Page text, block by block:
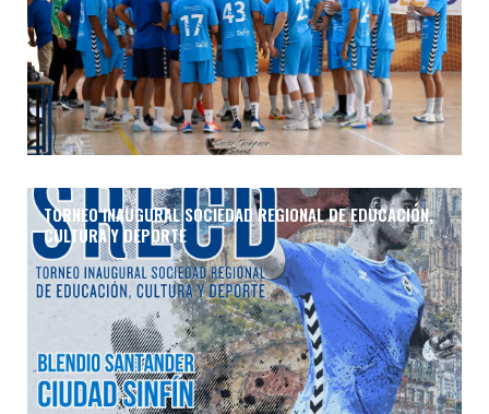
TORNEO INAUGURAL SOCIEDAD REGIONAL DE EDUCACIÓN,
CULTURA Y DEPORTE